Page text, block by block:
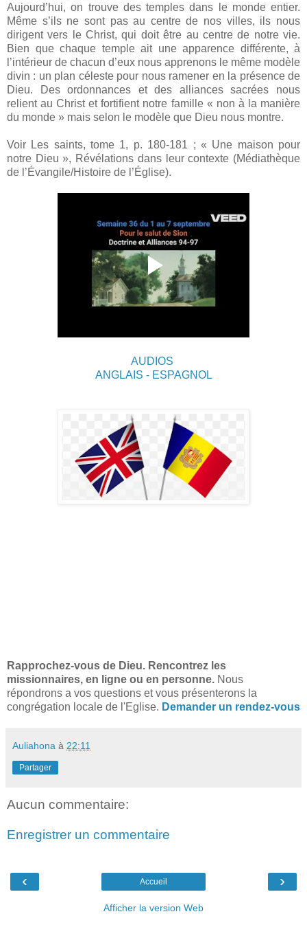
Aujourd’hui, on trouve des temples dans le monde entier.
Même s’ils ne sont pas au centre de nos villes, ils nous
dirigent vers le Christ, qui doit être au centre de notre vie.
Bien que chaque temple ait une apparence différente, à
lʼintérieur de chacun d’eux nous apprenons le même modèle
divin : un plan céleste pour nous ramener en la présence de
Dieu. Des ordonnances et des alliances sacrées nous
relient au Christ et fortifient notre famille « non à la manière
du monde » mais selon le modèle que Dieu nous montre.
Voir Les saints, tome 1, p. 180-181 ; « Une maison pour
notre Dieu », Révélations dans leur contexte (Médiathèque
de l’Évangile/Histoire de l’Église).
AUDIOS
ANGLAIS - ESPAGNOL
Rapprochez-vous de Dieu. Rencontrez les
missionnaires, en ligne ou en personne. Nous
répondrons a vos questions et vous présenterons la
congrégation locale de l'Eglise. Demander un rendez-vous
Auliahona à 22:11
Partager
Aucun commentaire:
Enregistrer un commentaire
‹ ›
Accueil
Afficher la version Web